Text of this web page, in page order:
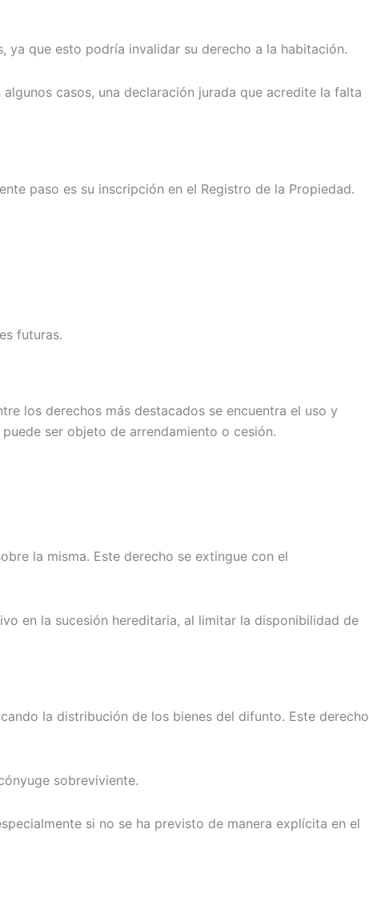
ya que esto podría invalidar su derecho a la habitación.
casos, una declaración jurada que acredite la falta
paso es su inscripción en el Registro de la Propiedad.
futuras.
los derechos más destacados se encuentra el uso y
ser objeto de arrendamiento o cesión.
la misma. Este derecho se extingue con el
en la sucesión hereditaria, al limitar la disponibilidad de
la distribución de los bienes del difunto. Este derecho
sobreviviente.
si no se ha previsto de manera explícita en el